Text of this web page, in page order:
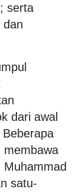
serta
dan
dari awal
membawa
satu-